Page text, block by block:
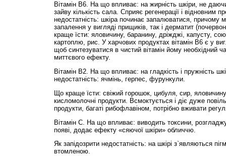
Вітамін В6. На що впливає: на жирність шкіри, не
зайву кількість сала. Сприяє регенерації і відновним
недостатність: шкіра починає запалюватися, причому
запалення у вигляді прищиків, так і дерматит
краще їсти: яловичину, баранину, дріжджі, капусту,
картоплю, рис. У харчових продуктах вітамін В6 є у
щоб синтезуватися в чистий вітамін йому необхідний
миттєвого ефекту.
Вітамін В2. На що впливає: на гладкість і пружність
недостатність: ячмінь, герпес, фурункули.
Що краще їсти: свіжий горошок, цибуля, сир,
кисломолочні продукти. Всмоктується і діє дуже
продукти, багаті рибофлавіном, потрібно вживати
Вітамін С. На що впливає: виводить токсини,
появі, додає ефекту «сяючої шкіри» обличчю.
Як запідозрити недостатність: на шкірі з`являються
втомленою.